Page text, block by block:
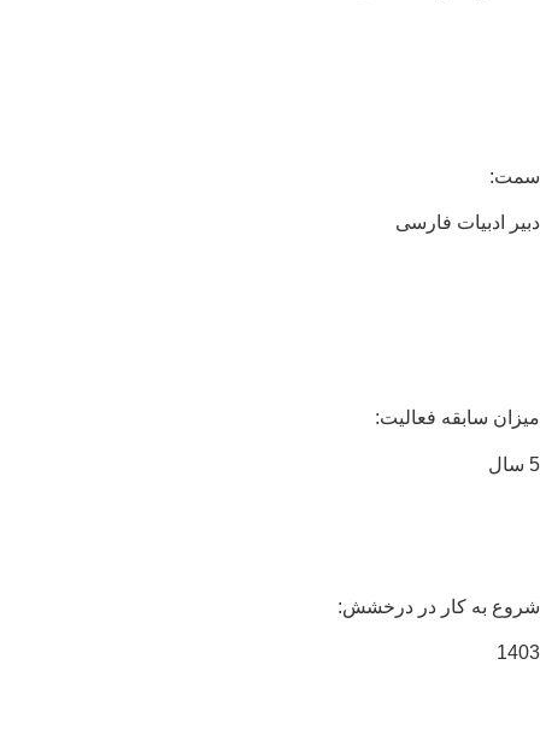
ادبیات فارسی
سابقه فعالیت:
به کار در درخشش: